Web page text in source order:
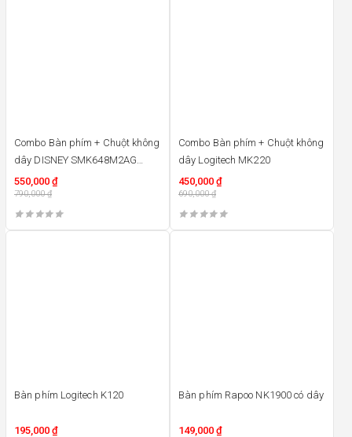
Combo Bàn phím + Chuột không
dây DISNEY SMK648M2AG
(PINK)
550,000 ₫
790,000₫
Combo Bàn phím + Chuột không
dây Logitech MK220
450,000 ₫
690,000₫
Bàn phím Logitech K120
195,000 ₫
Bàn phím Rapoo NK1900 có dây
149,000 ₫